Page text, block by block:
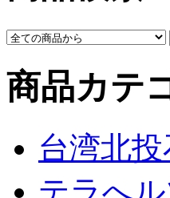
商品カテ
台湾北投
テラへ